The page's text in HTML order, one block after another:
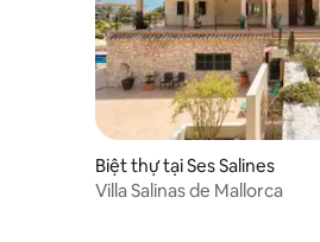
Biệt thự tại Ses Salines
Villa Salinas de Mallorca